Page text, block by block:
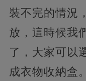
裝不完的情況
放，這時候我
了，大家可以
成衣物收納盒。